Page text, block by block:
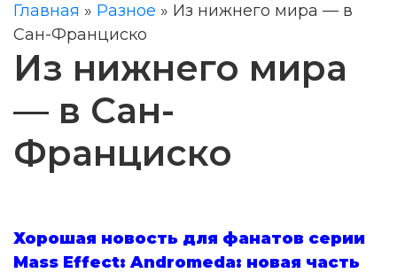
Главная » Разное » Из нижнего мира — в
Сан-Франциско
Из нижнего мира
— в Сан-
Франциско
Хорошая новость для фанатов серии
Mass Effect: Andromeda: новая часть